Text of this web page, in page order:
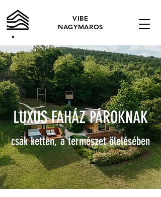
VIBE
NAGYMAROS
LUXUS FAHÁZ PÁROKNAK
csak ketten, a természet ölelésében